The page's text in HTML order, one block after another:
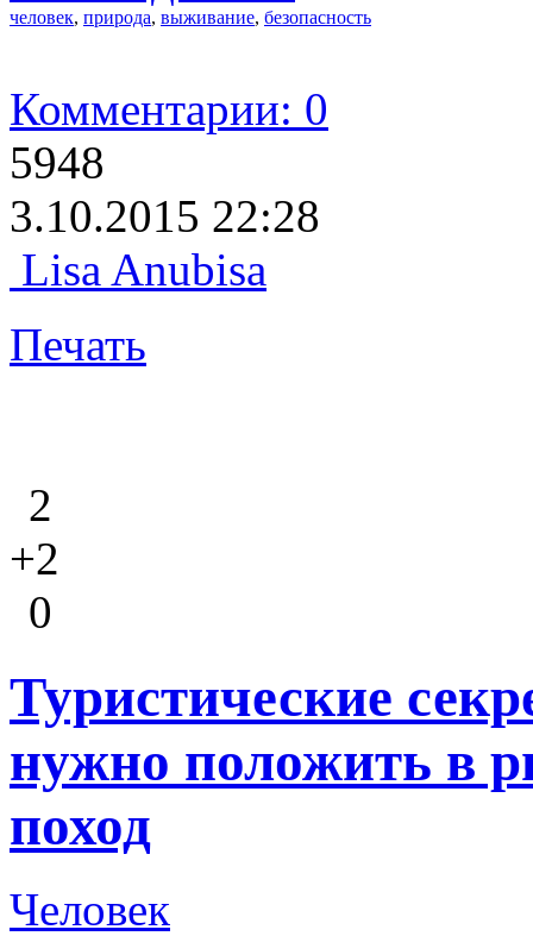
человек, природа, выживание, безопасность
Комментарии: 0
5948
3.10.2015 22:28
Lisa Anubisa
Печать
2
+2
0
Туристические
нужно положить в
поход
Человек